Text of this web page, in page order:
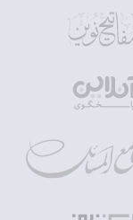
باقر بن محمد تقى‏، محقق /
محقق / مصحح: غفارى،